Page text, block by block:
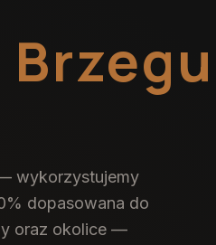
Brzegu
wykorzystujemy
dopasowana do
oraz okolice —